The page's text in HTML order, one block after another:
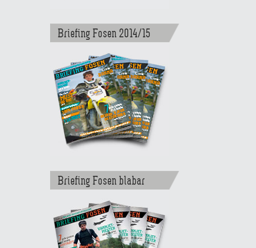
Briefing Fosen 2014/15
Briefing Fosen blabar